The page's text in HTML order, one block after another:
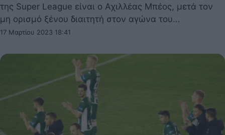
της Super League είναι ο Αχιλλέας Μπέος, μετά τον
μη ορισμό ξένου διαιτητή στον αγώνα του…
17 Μαρτίου 2023 18:41